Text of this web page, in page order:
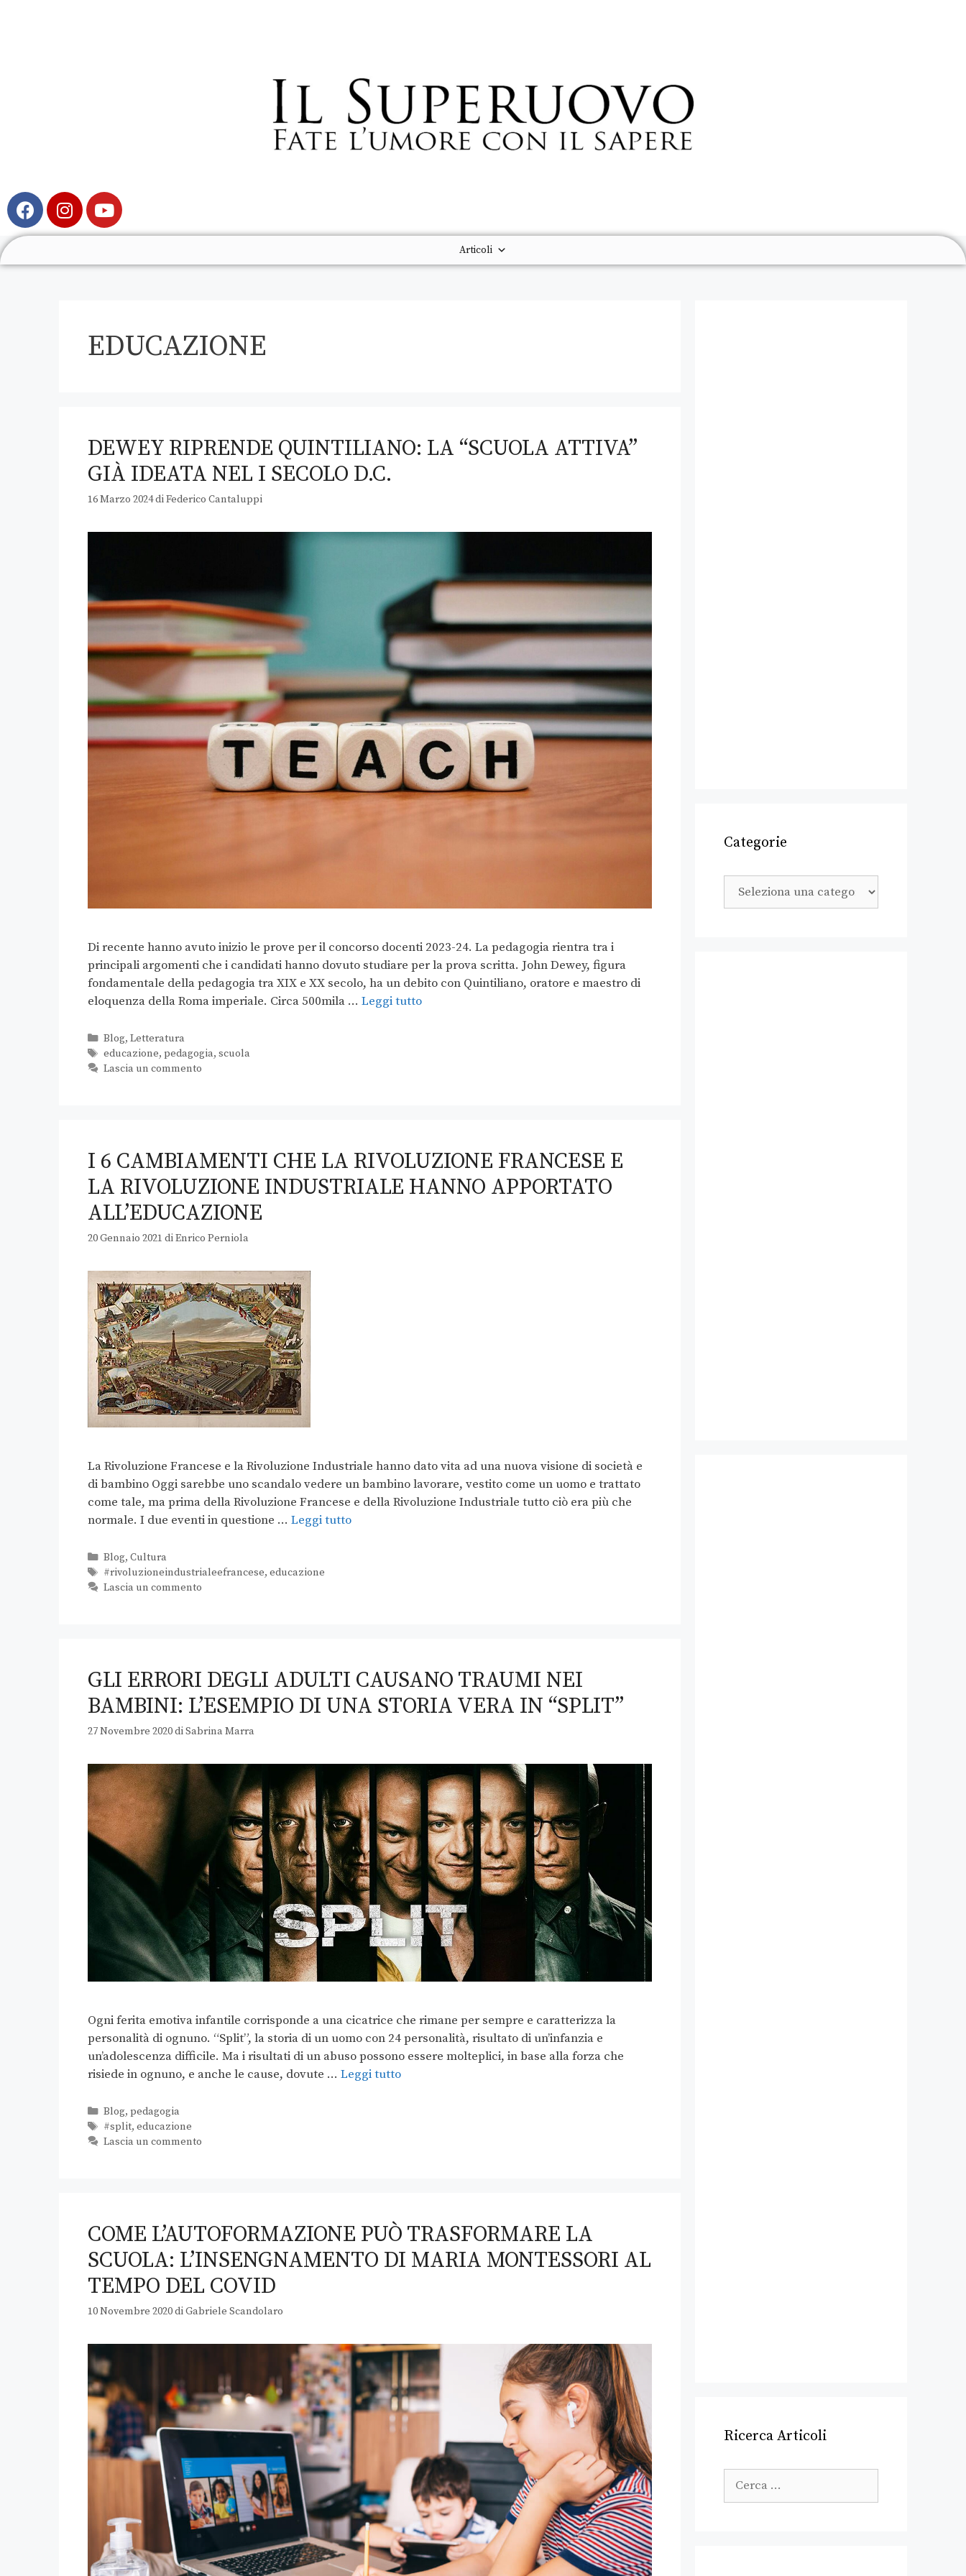
Articoli
EDUCAZIONE
DEWEY RIPRENDE QUINTILIANO: LA “SCUOLA ATTIVA”
GIÀ IDEATA NEL I SECOLO D.C.
16 Marzo 2024diFederico Cantaluppi
Di recente hanno avuto inizio le prove per il concorso docenti 2023-24. La pedagogia rientra tra i
principali argomenti che i candidati hanno dovuto studiare per la prova scritta. John Dewey, figura
fondamentale della pedagogia tra XIX e XX secolo, ha un debito con Quintiliano, oratore e maestro di
eloquenza della Roma imperiale. Circa 500mila … Leggi tutto
Blog, Letteratura
educazione, pedagogia, scuola
Lascia un commento
I 6 CAMBIAMENTI CHE LA RIVOLUZIONE FRANCESE E
LA RIVOLUZIONE INDUSTRIALE HANNO APPORTATO
ALL’EDUCAZIONE
20 Gennaio 2021 diEnrico Perniola
La Rivoluzione Francese e la Rivoluzione Industriale hanno dato vita ad una nuova visione di società e
di bambino Oggi sarebbe uno scandalo vedere un bambino lavorare, vestito come un uomo e trattato
come tale, ma prima della Rivoluzione Francese e della Rivoluzione Industriale tutto ciò era più che
normale. I due eventi in questione … Leggi tutto
Blog, Cultura
#rivoluzioneindustrialeefrancese, educazione
Lascia un commento
GLI ERRORI DEGLI ADULTI CAUSANO TRAUMI NEI
BAMBINI: L’ESEMPIO DI UNA STORIA VERA IN “SPLIT”
27 Novembre 2020diSabrina Marra
Ogni ferita emotiva infantile corrisponde a una cicatrice che rimane per sempre e caratterizza la
personalità di ognuno. “Split”, la storia di un uomo con 24 personalità, risultato di un’infanzia e
un’adolescenza difficile. Ma i risultati di un abuso possono essere molteplici, in base alla forza che
risiede in ognuno, e anche le cause, dovute … Leggi tutto
Blog, pedagogia
#split, educazione
Lascia un commento
COME L’AUTOFORMAZIONE PUÒ TRASFORMARE LA
SCUOLA: L’INSENGNAMENTO DI MARIA MONTESSORI AL
TEMPO DEL COVID
10 Novembre 2020diGabriele Scandolaro
Categorie
Ricerca Articoli